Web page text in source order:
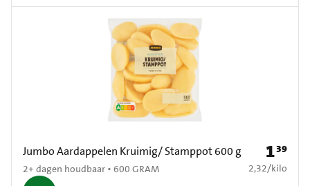
Jumbo Aardappelen Kruimig/ Stamppot 600 g
2+ dagen houdbaar • 600 GRAM
Prijs: €
139
€ 2,32 per kilo
2,32/kilo